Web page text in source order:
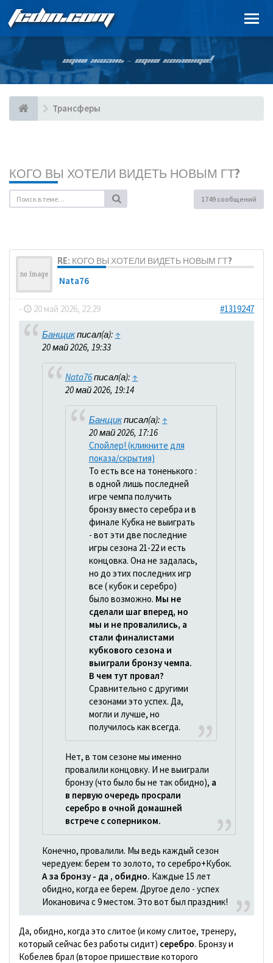
FCDIN.COM
ОДНА ЖИЗНЬ – ОДНА КОМАНДА!
Трансферы
КОГО ВЫ ХОТЕЛИ ВИДЕТЬ НОВЫМ ГТ?
1749 сообщений
RE: КОГО ВЫ ХОТЕЛИ ВИДЕТЬ НОВЫМ ГТ?
Nata76
- 20 май 2026, 22:29 #1319247
Банщикписал(а): ↑
20 май 2026, 19:33
Nata76писал(а): ↑
20 май 2026, 19:14
Банщикписал(а): ↑
20 май 2026, 17:16
Спойлер! (кликните для
показа/скрытия)
То есть все на тоненького :
в одной лишь последней
игре чемпа получить
бронзу вместо серебра и в
финале Кубка не выиграть
- вот эти две последние
игры сезона 21-22 и есть
концовка. Она не задалась,
но до этих последних игр
все ( кубок и серебро)
было возможно. Мы не
сделали шаг вперед, но
мы и не провалились, а
стали финалистами
кубкового сезона и
выиграли бронзу чемпа.
В чем тут провал?
Сравнительно с другими
сезонами это успех. Да,
могли и лучше, но
получилось как всегда.
Нет, в том сезоне мы именно
провалили концовку. И не выиграли
бронзу (что было бы не так обидно), а
в первую очередь просрали
серебро в очной домашней
встрече с соперником.
Конечно, провалили. Мы ведь каждый сезон
чередуем: берем то золото, то серебро+Кубок.
А за бронзу - да , обидно. Каждые 15 лет
обидно, когда ее берем. Другое дело - успех
Иокановича с 9 местом. Это вот был праздник!
Да, обидно, когда это слитое (и кому слитое, тренеру,
который сейчас без работы сидит) серебро. Бронзу и
Кобелев брал (второе пришествие которого